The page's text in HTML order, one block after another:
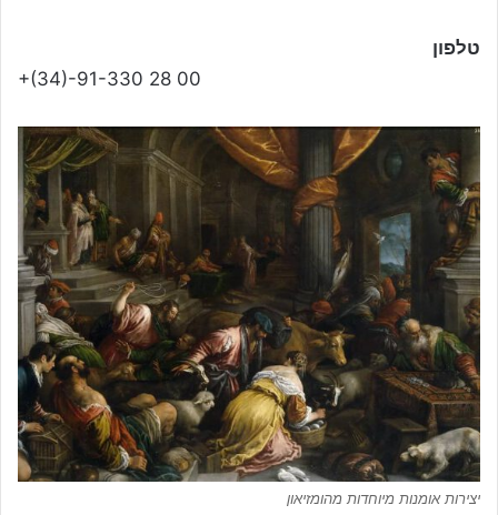
טלפון
+(34)-91-330 28 00
יצירות אומנות מיוחדות מהומזיאון